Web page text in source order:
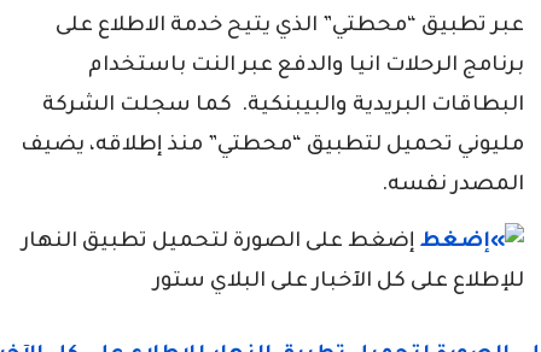
عبر تطبيق “محطتي” الذي يتيح خدمة الاطلاع على
برنامج الرحلات انيا والدفع عبر النت باستخدام
البطاقات البريدية والبيبنكية. كما سجلت الشركة
مليوني تحميل لتطبيق “محطتي” منذ إطلاقه، يضيف
المصدر نفسه.
إضغط على الصورة لتحميل تطبيق النهار
للإطلاع على كل الآخبار على البلاي ستور